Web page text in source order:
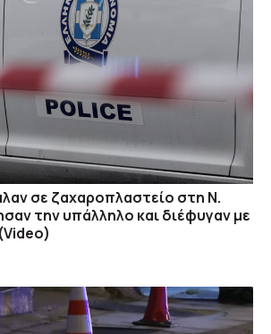
σε ζαχαροπλαστείο στη Ν.
την υπάλληλο και διέφυγαν με